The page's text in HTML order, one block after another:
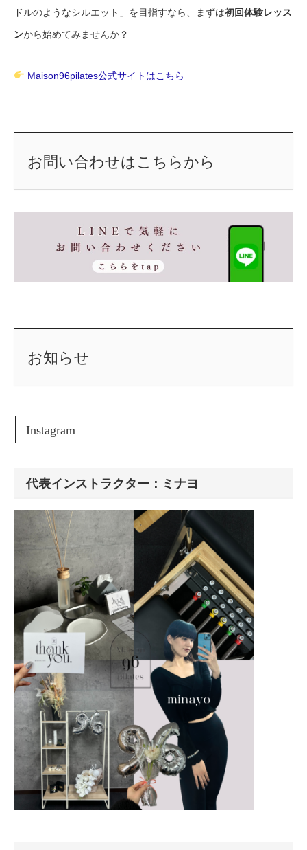
ドルのようなシルエット」を目指すなら、まずは初回体験レッス
ンから始めてみませんか？
Maison96pilates公式サイトはこちら
お問い合わせはこちらから
お知らせ
Instagram
代表インストラクター：ミナヨ